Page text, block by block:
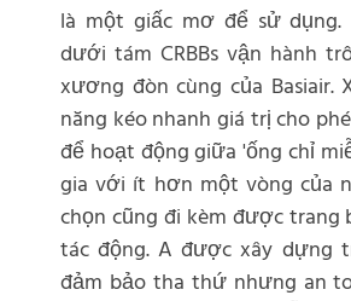
là một giấc mơ để sử
dưới tám CRBBs vận hành
xương đòn cùng của Basiair.
năng kéo nhanh giá trị cho
để hoạt động giữa 'ống chỉ
gia với ít hơn một vòng của
chọn cũng đi kèm được trang
tác động. A được xây dựng
đảm bảo tha thứ nhưng an